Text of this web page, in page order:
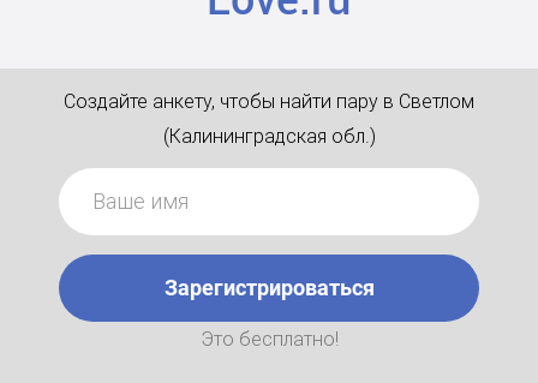
Создайте анкету, чтобы найти пару в Светлом
(Калининградская обл.)
Зарегистрироваться
Это бесплатно!